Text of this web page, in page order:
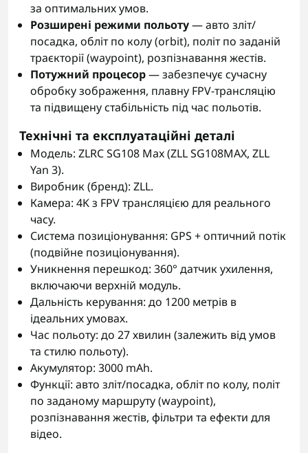
за оптимальних умов.
Розширені режими польоту— авто зліт/
посадка, обліт по колу (orbit), політ по заданій
траєкторії (waypoint), розпізнавання жестів.
Потужний процесор— забезпечує сучасну
обробку зображення, плавну FPV-трансляцію
та підвищену стабільність під час польотів.
Технічні та експлуатаційні деталі
Модель: ZLRC SG108 Max (ZLL SG108MAX, ZLL
Yan 3).
Виробник (бренд): ZLL.
Камера: 4K з FPV трансляцією для реального
часу.
Система позиціонування: GPS + оптичний потік
(подвійне позиціонування).
Уникнення перешкод: 360° датчик ухилення,
включаючи верхній модуль.
Дальність керування: до 1200 метрів в
ідеальних умовах.
Час польоту: до 27 хвилин (залежить від умов
та стилю польоту).
Акумулятор: 3000 mAh.
Функції: авто зліт/посадка, обліт по колу, політ
по заданому маршруту (waypoint),
розпізнавання жестів, фільтри та ефекти для
відео.